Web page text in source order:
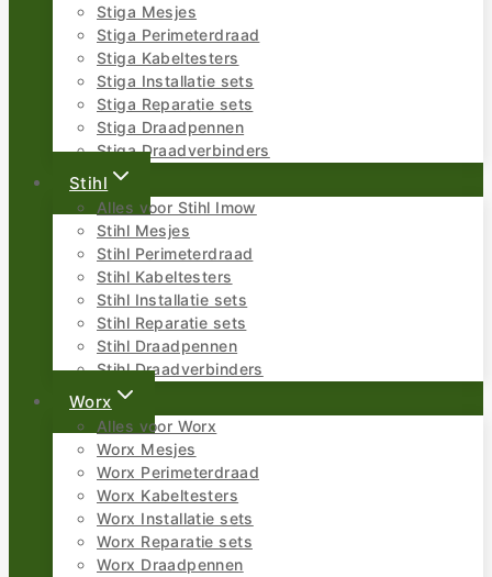
Stiga Mesjes
Stiga Perimeterdraad
Stiga Kabeltesters
Stiga Installatie sets
Stiga Reparatie sets
Stiga Draadpennen
Stiga Draadverbinders
Stihl
Alles voor Stihl Imow
Stihl Mesjes
Stihl Perimeterdraad
Stihl Kabeltesters
Stihl Installatie sets
Stihl Reparatie sets
Stihl Draadpennen
Stihl Draadverbinders
Worx
Alles voor Worx
Worx Mesjes
Worx Perimeterdraad
Worx Kabeltesters
Worx Installatie sets
Worx Reparatie sets
Worx Draadpennen